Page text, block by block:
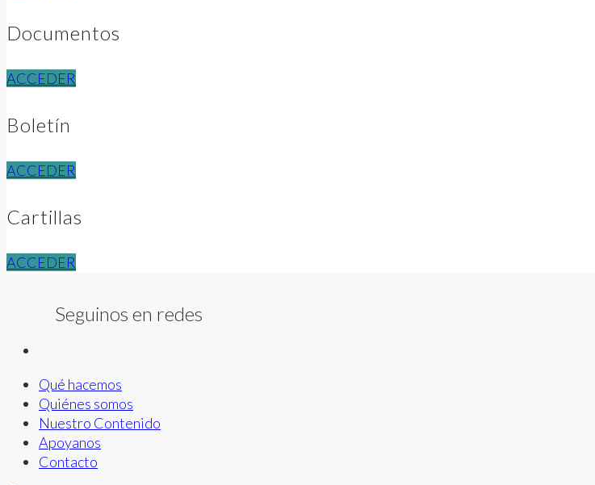
Documentos
ACCEDER
Boletín
ACCEDER
Cartillas
ACCEDER
Seguinos en redes
Qué hacemos
Quiénes somos
Nuestro Contenido
Apoyanos
Contacto